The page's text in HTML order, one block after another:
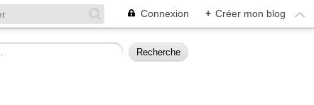
Connexion + Créer mon blog